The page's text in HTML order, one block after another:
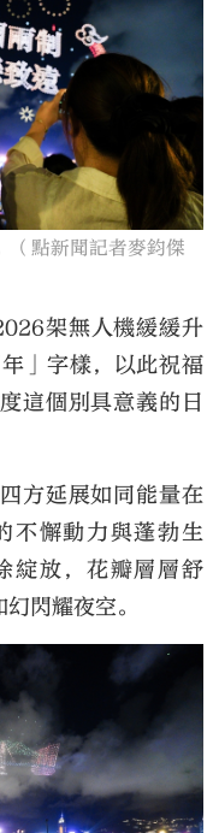
（點新聞記者麥鈞傑
架無人機緩緩升
」字樣，以此祝福
這個別具意義的日
方延展如同能量在
不懈動力與蓬勃生
綻放，花瓣層層舒
閃耀夜空。